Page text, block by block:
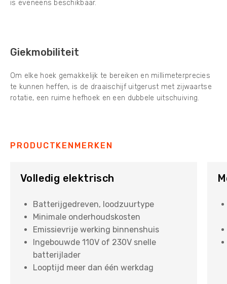
is eveneens beschikbaar.
Giekmobiliteit
Om elke hoek gemakkelijk te bereiken en millimeterprecies
te kunnen heffen, is de draaischijf uitgerust met zijwaartse
rotatie, een ruime hefhoek en een dubbele uitschuiving.
PRODUCTKENMERKEN
Volledig elektrisch
Batterijgedreven, loodzuurtype
Minimale onderhoudskosten
Emissievrije werking binnenshuis
Ingebouwde 110V of 230V snelle
batterijlader
Looptijd meer dan één werkdag